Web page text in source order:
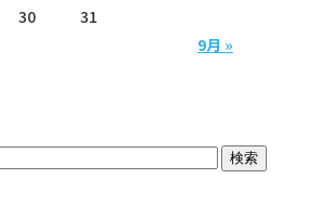
9月 »
30 31